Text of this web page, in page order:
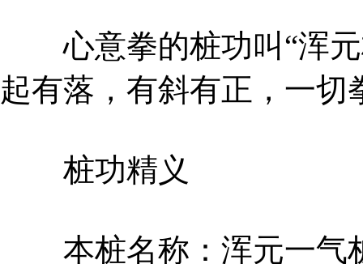
心意拳的桩功叫“浑元
起有落，有斜有正，一
桩功精义
本桩名称：浑元一气